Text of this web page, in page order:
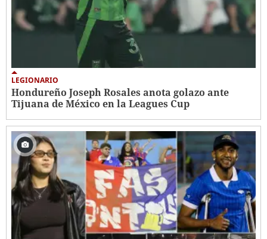
LEGIONARIO
Hondureño Joseph Rosales anota golazo ante
Tijuana de México en la Leagues Cup